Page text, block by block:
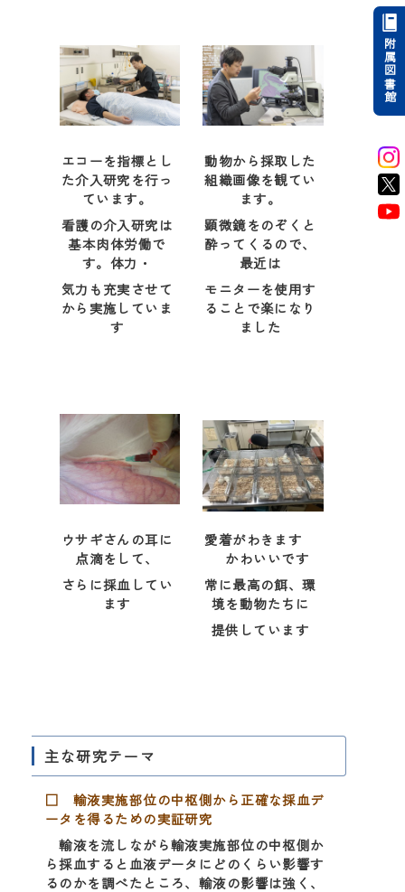
エコーを指標とし
た介入研究を行っ
ています。
看護の介入研究は
基本肉体労働で
す。体力・
気力も充実させて
から実施していま
す
動物から採取した
組織画像を観てい
ます。
顕微鏡をのぞくと
酔ってくるので、
最近は
モニターを使用す
ることで楽になり
ました
ウサギさんの耳に
点滴をして、
さらに採血してい
ます
愛着がわきます
かわいいです
常に最高の餌、環
境を動物たちに
提供しています
主な研究テーマ
□ 輸液実施部位の中枢側から正確な採血デ
ータを得るための実証研究
輸液を流しながら輸液実施部位の中枢側か
ら採血すると血液データにどのくらい影響す
るのかを調べたところ、輸液の影響は強く、
附属図書館